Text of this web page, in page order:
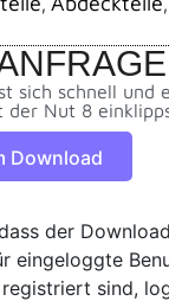
, ,
sich schnell und
der Nut 8
Download
der
eingeloggte
sind,